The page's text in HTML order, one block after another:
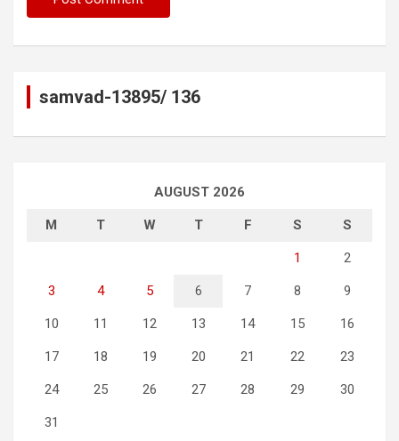
samvad-13895/ 136
AUGUST 2026
M T W T F S S
1 2
3 4 5 6 7 8 9
10 11 12 13 14 15 16
17 18 19 20 21 22 23
24 25 26 27 28 29 30
31